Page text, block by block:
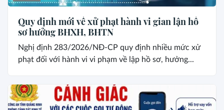
Quy định mới về xử phạt hành vi gian lận hồ
sơ hưởng BHXH, BHTN
Nghị định 283/2026/NĐ-CP quy định nhiều mức xử
phạt đối với hành vi vi phạm về lập hồ sơ, hưởng...